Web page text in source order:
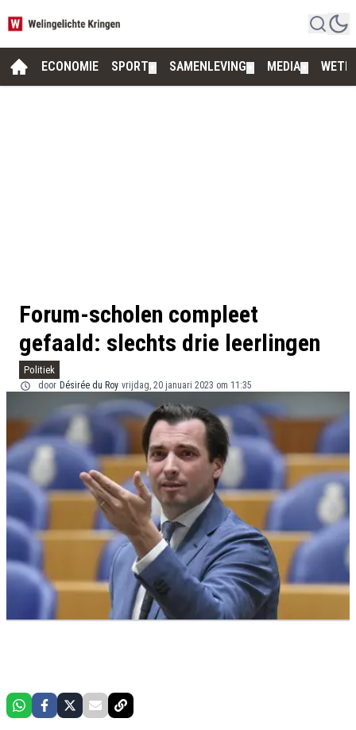
ECONOMIE SPORT SAMENLEVING MEDIA
Forum-scholen compleet
gefaald: slechts drie leerlingen
Politiek
door Désirée du Roy vrijdag, 20 januari 2023 om 11:35